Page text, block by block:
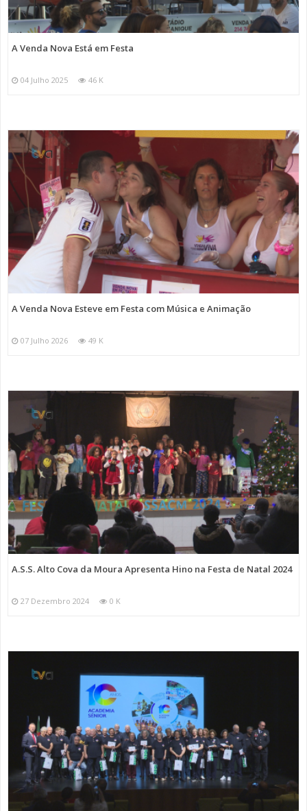
A Venda Nova Está em Festa
04 Julho 2025 46 K
A Venda Nova Esteve em Festa com Música e Animação
07 Julho 2026 49 K
A.S.S. Alto Cova da Moura Apresenta Hino na Festa de Natal 2024
27 Dezembro 2024 0 K